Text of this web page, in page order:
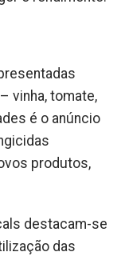
vinha, tomate,
é o anúncio
produtos,
destacam-se
das